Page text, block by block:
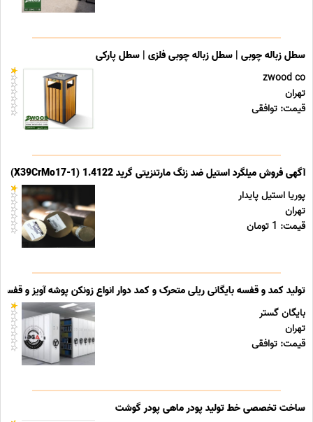
سطل زباله چوبی | سطل زباله چوبی فلزی | سطل پارکی
zwood co
تهران
قیمت: توافقی
آگهی فروش میلگرد استیل ضد زنگ مارتنزیتی گرید 1.4122 (X39CrMo17-1)
پوریا استیل پایدار
تهران
قیمت: 1 تومان
تولید کمد و قفسه بایگانی ریلی متحرک و کمد دوار انواع زونکن پوشه آویز و قفسه
بایگان گستر
تهران
قیمت: توافقی
ساخت تخصصی خط تولید پودر ماهی پودر گوشت